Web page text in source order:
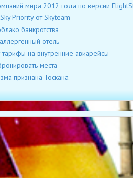
мира 2012 года по версии
Priority от Skyteam
банкротства
отель
тарифы на внутренние авиарейсы
места
признана Тоскана